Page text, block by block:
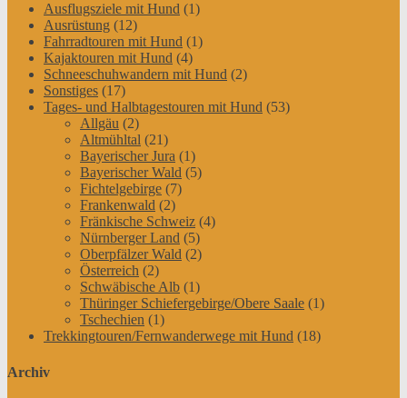
Ausflugsziele mit Hund (1)
Ausrüstung (12)
Fahrradtouren mit Hund (1)
Kajaktouren mit Hund (4)
Schneeschuhwandern mit Hund (2)
Sonstiges (17)
Tages- und Halbtagestouren mit Hund (53)
Allgäu (2)
Altmühltal (21)
Bayerischer Jura (1)
Bayerischer Wald (5)
Fichtelgebirge (7)
Frankenwald (2)
Fränkische Schweiz (4)
Nürnberger Land (5)
Oberpfälzer Wald (2)
Österreich (2)
Schwäbische Alb (1)
Thüringer Schiefergebirge/Obere Saale (1)
Tschechien (1)
Trekkingtouren/Fernwanderwege mit Hund (18)
Archiv